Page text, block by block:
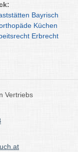
Bayrisch
Küchen
Erbrecht
Vertriebs